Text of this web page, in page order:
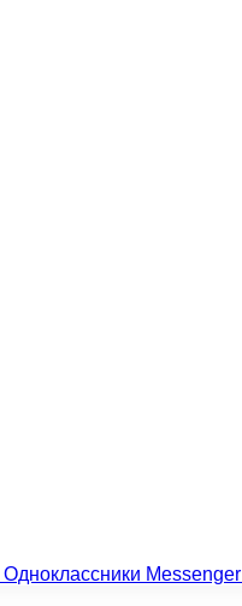
Одноклассники Messenger